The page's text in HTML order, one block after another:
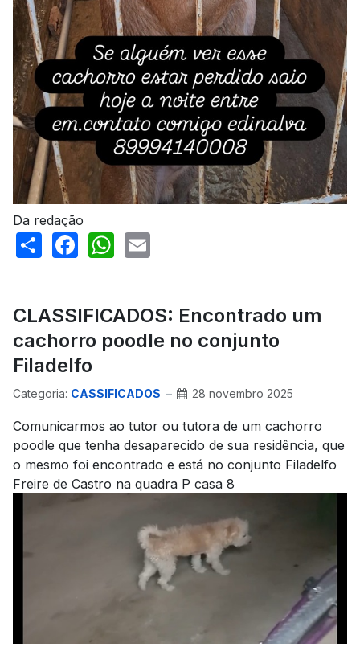
Da redação
ShareFacebook
WhatsApp
CLASSIFICADOS: Encontrado um
cachorro poodle no conjunto
Filadelfo
Categoria: CASSIFICADOS 28 novembro 2025
Comunicarmos ao tutor ou tutora de um cachorro
poodle que tenha desaparecido de sua residência, que
o mesmo foi encontrado e está no conjunto Filadelfo
Freire de Castro na quadra P casa 8